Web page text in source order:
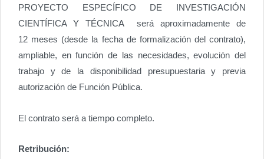
PROYECTO ESPECÍFICO DE INVESTIGACIÓN
CIENTÍFICA Y TÉCNICA será aproximadamente de
12 meses (desde la fecha de formalización del contrato),
ampliable, en función de las necesidades, evolución del
trabajo y de la disponibilidad presupuestaria y previa
autorización de Función Pública.
El contrato será a tiempo completo.
Retribución: